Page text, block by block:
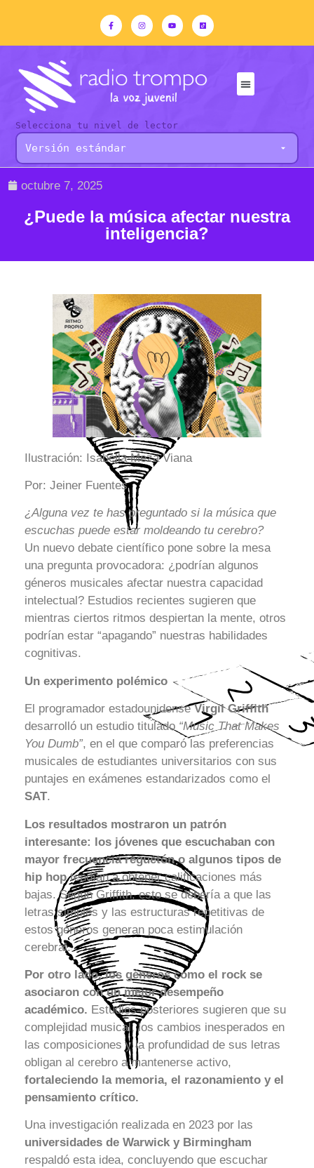
Selecciona tu nivel de lector
octubre 7, 2025
¿Puede la música afectar nuestra
inteligencia?
Ilustración: Isabella Meza Viana
Por: Jeiner Fuentes
¿Alguna vez te has preguntado si la música que
escuchas puede estar moldeando tu cerebro?
Un nuevo debate científico pone sobre la mesa
una pregunta provocadora: ¿podrían algunos
géneros musicales afectar nuestra capacidad
intelectual? Estudios recientes sugieren que
mientras ciertos ritmos despiertan la mente, otros
podrían estar “apagando” nuestras habilidades
cognitivas.
Un experimento polémico
El programador estadounidenseVirgil Griffith
desarrolló un estudio titulado “Music That Makes
You Dumb”, en el que comparó las preferencias
musicales de estudiantes universitarios con sus
puntajes en exámenes estandarizados como el
SAT.
Los resultados mostraron un patrón
interesante: los jóvenes que escuchaban con
mayor frecuencia reguetón o algunos tipos de
hip hoptendían a obtener calificaciones más
bajas. Según Griffith, esto se debería a que las
letras simples y las estructuras repetitivas de
estos géneros generan poca estimulación
cerebral.
Por otro lado, los géneros como el rock se
asociaron con un mejor desempeño
académico. Estudios posteriores sugieren que su
complejidad musical, los cambios inesperados en
las composiciones y la profundidad de sus letras
obligan al cerebro a mantenerse activo,
fortaleciendo la memoria, el razonamiento y el
pensamiento crítico.
Una investigación realizada en 2023 por las
universidades de Warwick y Birmingham
respaldó esta idea, concluyendo que escuchar